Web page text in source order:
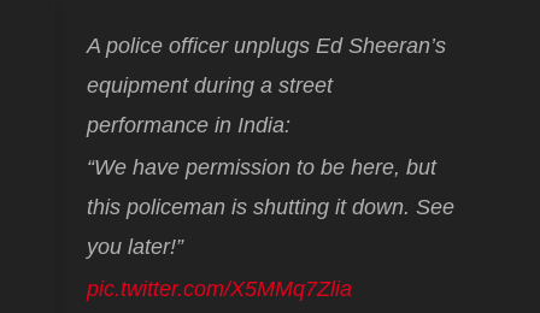
A police officer unplugs Ed Sheeran’s
equipment during a street
performance in India:
“We have permission to be here, but
this policeman is shutting it down. See
you later!”
pic.twitter.com/X5MMq7Zlia